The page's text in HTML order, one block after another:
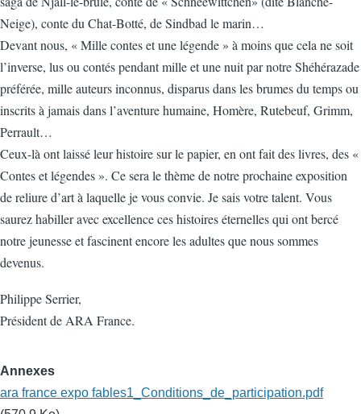
Neige), conte du Chat-Botté, de Sindbad le marin…
Devant nous, « Mille contes et une légende » à moins que cela ne soit
l’inverse, lus ou contés pendant mille et une nuit par notre Shéhérazade
préférée, mille auteurs inconnus, disparus dans les brumes du temps ou
inscrits à jamais dans l’aventure humaine, Homère, Rutebeuf, Grimm,
Perrault…
Ceux-là ont laissé leur histoire sur le papier, en ont fait des livres, des «
Contes et légendes ». Ce sera le thème de notre prochaine exposition
de reliure d’art à laquelle je vous convie. Je sais votre talent. Vous
saurez habiller avec excellence ces histoires éternelles qui ont bercé
notre jeunesse et fascinent encore les adultes que nous sommes
devenus.
Philippe Serrier,
Président de ARA France.
Annexes
ara france expo fables1_Conditions_de_participation.pdf